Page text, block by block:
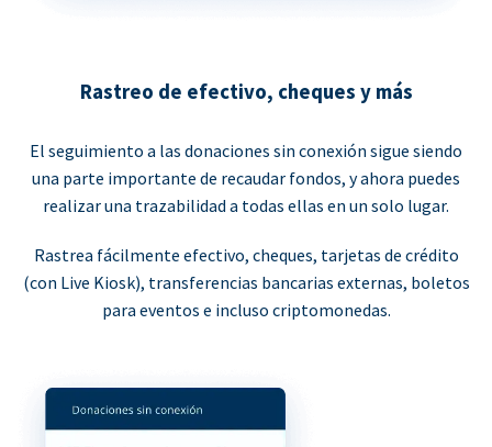
Rastreo de efectivo, cheques y más
El seguimiento a las donaciones sin conexión sigue siendo
una parte importante de recaudar fondos, y ahora puedes
realizar una trazabilidad a todas ellas en un solo lugar.
Rastrea fácilmente efectivo, cheques, tarjetas de crédito
(con Live Kiosk), transferencias bancarias externas, boletos
para eventos e incluso criptomonedas.